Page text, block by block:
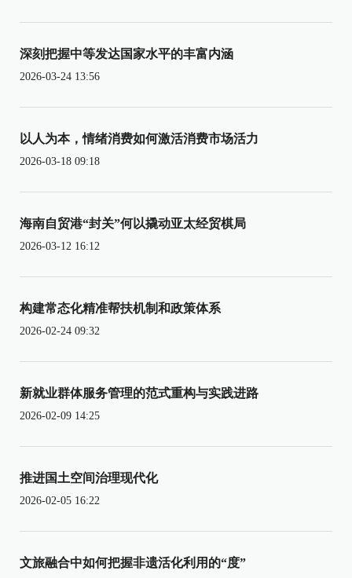
深刻把握中等发达国家水平的丰富内涵
2026-03-24 13:56
以人为本，情绪消费如何激活消费市场活力
2026-03-18 09:18
海南自贸港“封关”何以撬动亚太经贸棋局
2026-03-12 16:12
构建常态化精准帮扶机制和政策体系
2026-02-24 09:32
新就业群体服务管理的范式重构与实践进路
2026-02-09 14:25
推进国土空间治理现代化
2026-02-05 16:22
文旅融合中如何把握非遗活化利用的“度”